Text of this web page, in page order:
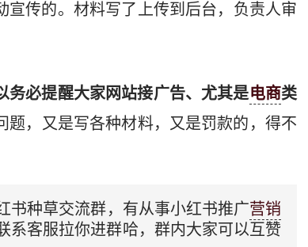
宣传的。材料写了上传到后台，负责人审
务必提醒大家网站接广告、尤其是电商类
题，又是写各种材料，又是罚款的，得不
书种草交流群，有从事小红书推广营销
系客服拉你进群哈，群内大家可以互赞